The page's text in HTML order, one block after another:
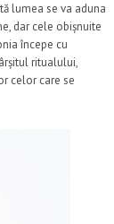
lumea se va aduna
dar cele obișnuite
începe cu
ritualului,
celor care se